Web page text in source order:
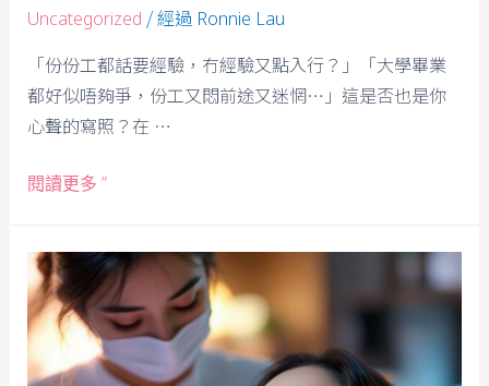
Uncategorized / 經過 Ronnie Lau
「份份工都話要經驗，冇經驗又點入行？」「大學畢業
都好似唔夠爭，份工又悶前途又迷惘…」這是否也是你
心聲的寫照？在 …
閱讀更多 ”